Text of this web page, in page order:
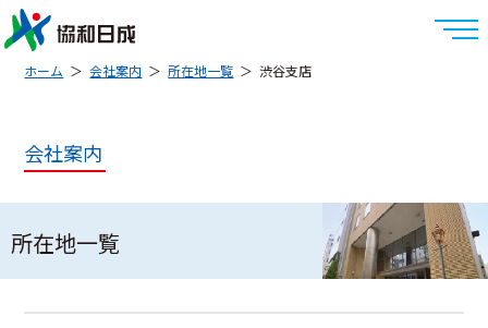
ホーム 会社案内 所在地一覧 渋谷支店
会社案内
所在地一覧